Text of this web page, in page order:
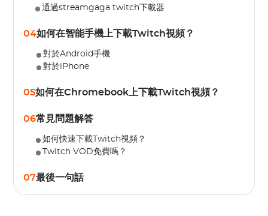
通過streamgaga twitch下載器
04如何在智能手機上下載Twitch視頻？
對於Android手機
對於iPhone
05如何在Chromebook上下載Twitch視頻？
06常見問題解答
如何快速下載Twitch視頻？
Twitch VOD免費嗎？
07最後一句話